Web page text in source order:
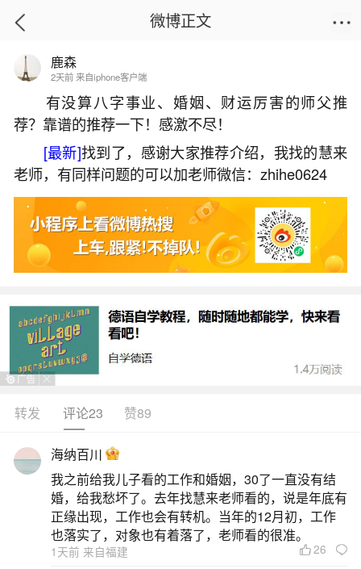
首页
梦到家人生病是什么预兆？
2026-07-04 15:46:59 23 6 赞
生活中像梦到家人生病是什么预兆？都是很常
见的问题，但是小问题不注意可能会引起大麻烦，
下面就这个问题给大家做一些解读：
一、梦到家人生病了有什么兆头
1.梦到家人生病了，通常预示着你的运势较
微博正文
鹿森
2天前 来自iphone客户端
有没算八字事业、婚姻、财运厉害的师父推
荐？靠谱的推荐一下！感激不尽！
[最新]找到了，感谢大家推荐介绍，我找的慧来
老师，有同样问题的可以加老师微信：zhihe0624
转发 评论23 赞89
海纳百川
我之前给我儿子看的工作和婚姻，30了一直没有结
婚，给我愁坏了。去年找慧来老师看的，说是年底有
正缘出现，工作也会有转机。当年的12月初，工作
也落实了，对象也有着落了，老师看的很准。
1天前 来自福建 26